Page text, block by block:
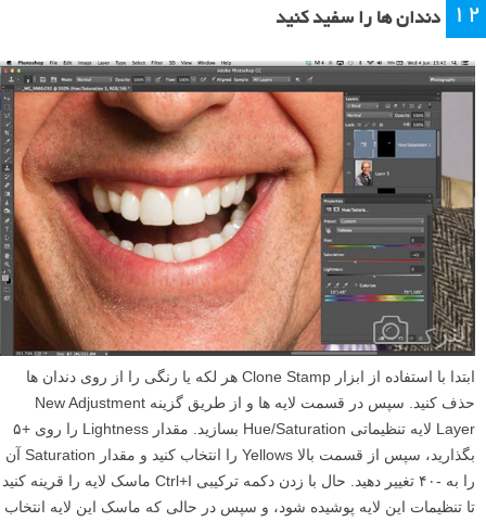
۱۲ دندان ها را سفید کنید
ابتدا با استفاده از ابزار Clone Stamp هر لکه یا رنگی را از روی دندان ها
حذف کنید. سپس در قسمت لایه ها و از طریق گزینه New Adjustment
Layer لایه تنظیماتی Hue/Saturation بسازید. مقدار Lightness را روی +۵
بگذارید، سپس از قسمت بالا Yellows را انتخاب کنید و مقدار Saturation آن
را به -۴۰ تغییر دهید. حال با زدن دکمه ترکیبی Ctrl+I ماسک لایه را قرینه کنید
تا تنظیمات این لایه پوشیده شود، و سپس در حالی که ماسک این لایه انتخاب